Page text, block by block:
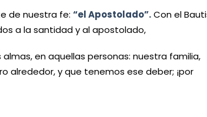
de nuestra fe: “el Apostolado”. Con el
a la santidad y al apostolado,
en aquellas personas: nuestra familia,
alrededor, y que tenemos ese deber; ¡por